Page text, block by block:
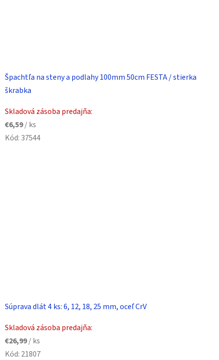
Špachtľa na steny a podlahy 100mm 50cm FESTA / stierka
škrabka
Skladová zásoba predajňa:
€6,59/ ks
Kód: 37544
Súprava dlát 4 ks: 6, 12, 18, 25 mm, oceľ CrV
Skladová zásoba predajňa:
€26,99/ ks
Kód: 21807